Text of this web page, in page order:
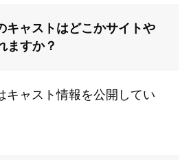
キャストはどこかサイトや
ますか？
キャスト情報を公開してい